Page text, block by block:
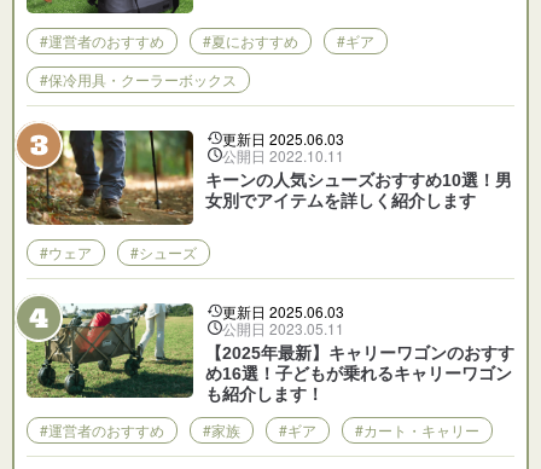
#運営者のおすすめ #夏におすすめ
#ギア
#保冷用具・クーラーボックス
更新日 2025.06.03
公開日 2022.10.11
キーンの人気シューズおすすめ10選！男
女別でアイテムを詳しく紹介します
#ウェア #シューズ
更新日 2025.06.03
公開日 2023.05.11
【2025年最新】キャリーワゴンのおすす
め16選！子どもが乗れるキャリーワゴン
も紹介します！
#運営者のおすすめ #家族 #ギア #カート・キャリー